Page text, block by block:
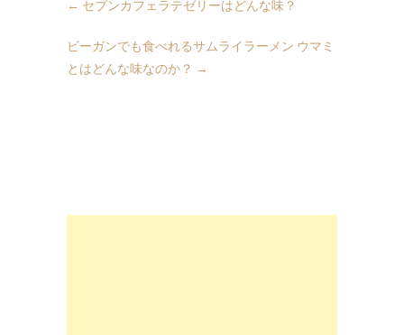
← セブンカフェラテゼリーはどんな味？
ビーガンでも食べれるサムライラーメン ウマミ
とはどんな味なのか？ →